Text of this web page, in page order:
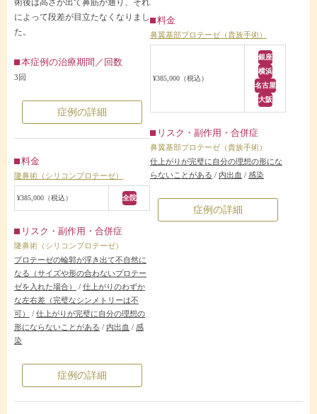
によって段差が目立たなくなりまし
た。
本症例の治療期間／回数
3回
症例の詳細
料金
隆鼻術（シリコンプロテーゼ）
¥385,000（税込） 全院
リスク・副作用・合併症
隆鼻術（シリコンプロテーゼ）
プロテーゼの輪郭が浮き出て不自然に
なる（サイズや形の合わないプロテー
ゼを入れた場合）
/ 仕上がりのわずか
な左右差（完璧なシンメトリーは不
可）
/ 仕上がりが完璧に自分の理想の
形にならないことがある / 内出血 / 感
染
症例の詳細
料金
鼻翼基部プロテーゼ（貴族手術）
¥385,000（税込）
銀座
横浜
名古屋
大阪
リスク・副作用・合併症
鼻翼基部プロテーゼ（貴族手術）
仕上がりが完璧に自分の理想の形にな
らないことがある / 内出血 / 感染
症例の詳細